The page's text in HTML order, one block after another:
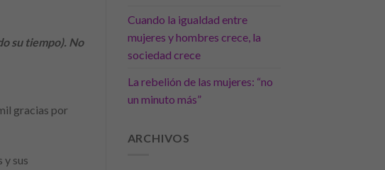
su tiempo). No
gracias por
y sus
Cuando la igualdad entre
mujeres y hombres crece, la
sociedad crece
La rebelión de las mujeres: “no
un minuto más”
ARCHIVOS